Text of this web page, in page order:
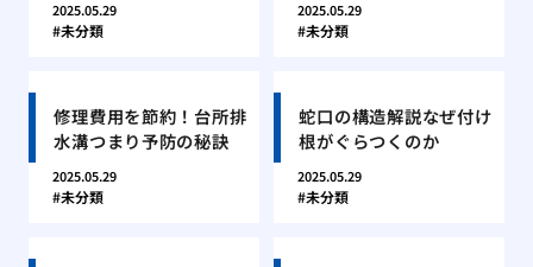
2025.05.29
未分類
2025.05.29
未分類
修理費用を節約！台所排
水溝つまり予防の秘訣
2025.05.29
未分類
蛇口の構造解説なぜ付け
根がぐらつくのか
2025.05.29
未分類